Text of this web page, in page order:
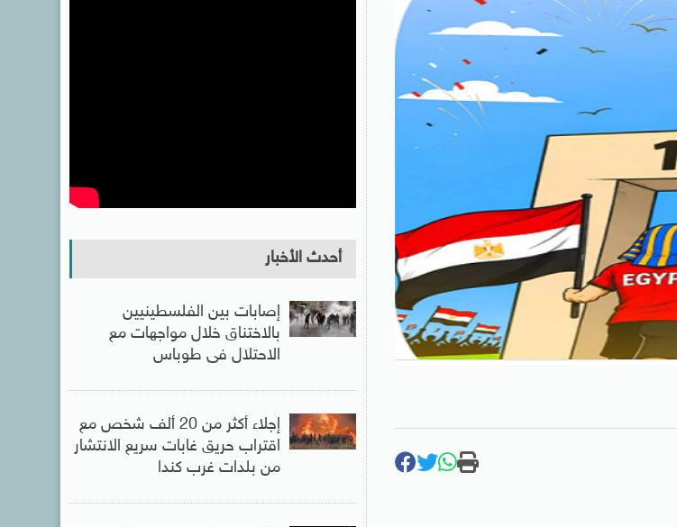
أحدث الأخبار
إصابات بين الفلسطينيين
بالاختناق خلال مواجهات مع
الاحتلال فى طوباس
إجلاء أكثر من 20 ألف شخص مع
اقتراب حريق غابات سريع الانتشار
من بلدات غرب كندا